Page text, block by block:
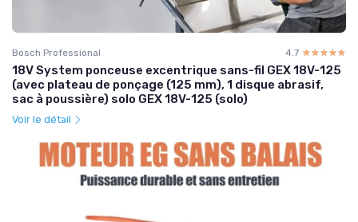
Bosch Professional 4.7 ☆☆☆☆☆
★★★★★
18V System ponceuse excentrique sans-fil GEX 18V-125
(avec plateau de ponçage (125 mm), 1 disque abrasif,
sac à poussière) solo GEX 18V-125 (solo)
Voir le détail